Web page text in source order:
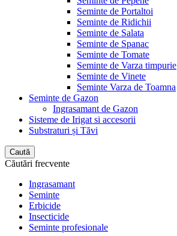
Seminte de Portaltoi
Seminte de Ridichii
Seminte de Salata
Seminte de Spanac
Seminte de Tomate
Seminte de Varza timpurie
Seminte de Vinete
Seminte Varza de Toamna
Seminte de Gazon
Ingrasamant de Gazon
Sisteme de Irigat si accesorii
Substraturi și Tăvi
Caută
Căutări frecvente
Ingrasamant
Seminte
Erbicide
Insecticide
Seminte profesionale